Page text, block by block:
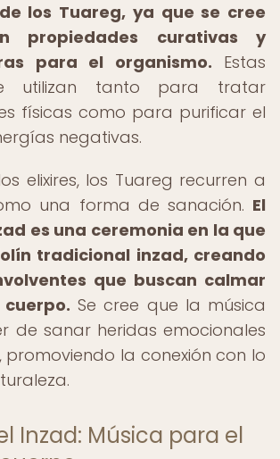
los Tuareg, ya que se cree
propiedades curativas y
para el organismo. Estas
utilizan tanto para tratar
físicas como para purificar el
negativas.
elixires, los Tuareg recurren a
una forma de sanación. El
es una ceremonia en la que
tradicional inzad, creando
que buscan calmar
Se cree que la música
de sanar heridas emocionales
promoviendo la conexión con lo
Inzad: Música para el